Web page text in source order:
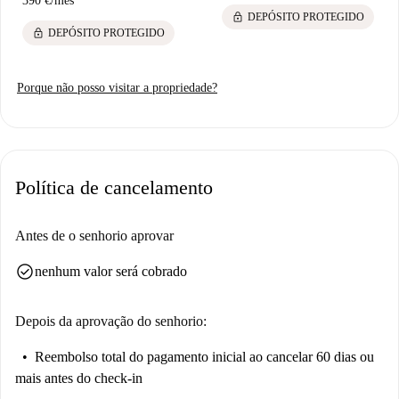
lock DEPÓSITO PROTEGIDO
lock DEPÓSITO PROTEGIDO
Porque não posso visitar a propriedade?
Política de cancelamento
Antes de o senhorio aprovar
check_circlenenhum valor será cobrado
Depois da aprovação do senhorio:
Reembolso total do pagamento inicial ao cancelar 60 dias ou
mais antes do check-in